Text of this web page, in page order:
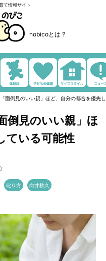
て情報サイト
nobicoとは？
面倒見のいい親」ほど、自分の都合を優先
倒見のいい親」ほ
ている可能性
叱り方 向井秋久